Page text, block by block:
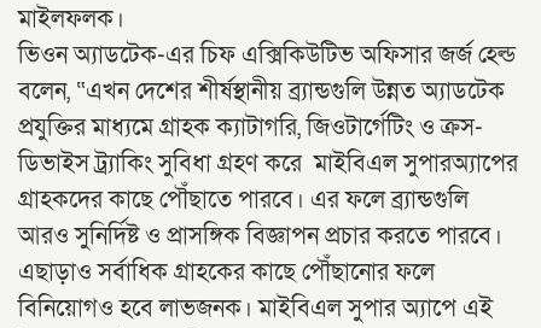
মাইলফলক।
ভিওন অ্যাডটেক-এর চিফ এক্সিকিউটিভ অফিসার জর্জ হেল্ড
বলেন, “এখন দেশের শীর্ষস্থানীয় ব্র্যান্ডগুলি উন্নত অ্যাডটেক
প্রযুক্তির মাধ্যমে গ্রাহক ক্যাটাগরি, জিওটার্গেটিং ও ক্রস-
ডিভাইস ট্র্যাকিং সুবিধা গ্রহণ করে মাইবিএল সুপারঅ্যাপের
গ্রাহকদের কাছে পৌঁছাতে পারবে। এর ফলে ব্র্যান্ডগুলি
আরও সুনির্দিষ্ট ও প্রাসঙ্গিক বিজ্ঞাপন প্রচার করতে পারবে।
এছাড়াও সর্বাধিক গ্রাহকের কাছে পৌঁছানোর ফলে
বিনিয়োগও হবে লাভজনক। মাইবিএল সুপার অ্যাপে এই